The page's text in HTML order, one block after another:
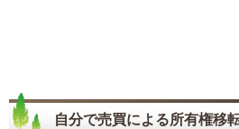
自分で売買による所有権移